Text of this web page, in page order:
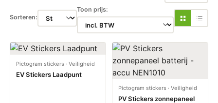
Sorteren:
Toon prijs:
Pictogram stickers · Veiligheid
EV Stickers Laadpunt
Pictogram stickers · Veiligheid
PV Stickers zonnepaneel